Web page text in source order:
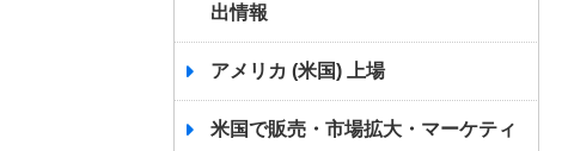
出情報
アメリカ (米国) 上場
米国で販売・市場拡大・マーケティ